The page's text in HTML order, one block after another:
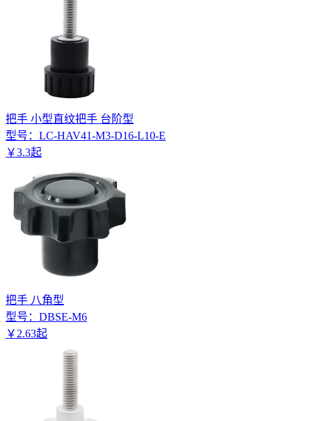
把手 小型直纹把手 台阶型
型号： LC-HAV41-M3-D16-L10-E
￥3.3起
把手 八角型
型号： DBSE-M6
￥ 2.63起